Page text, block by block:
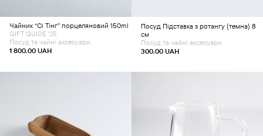
Чайник “Сі Тінг” порцеляновий 150ml
1 800.00 UAH
GIFT GUIDE '25
Посуд та чайні аксесуари
Посуд Підставка з ротангу (темна) 8
см
300.00 UAH
Посуд та чайні аксесуари